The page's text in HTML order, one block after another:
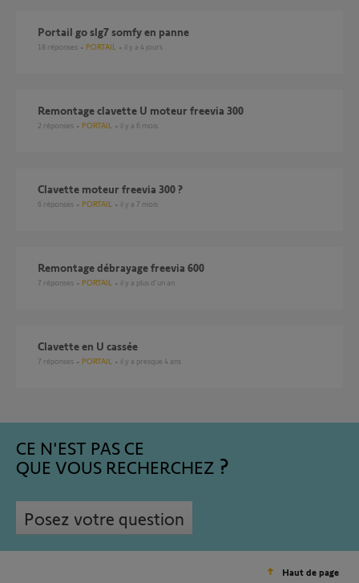
Portail go slg7 somfy en panne
18 réponses PORTAIL il y a 4 jours
Remontage clavette U moteur freevia 300
2 réponses PORTAIL il y a 6 mois
Clavette moteur freevia 300 ?
6 réponses PORTAIL il y a 7 mois
Remontage débrayage freevia 600
7 réponses PORTAIL il y a plus d'un an
clavette en U cassée
7 réponses PORTAIL il y a presque 4 ans
CE N'EST PAS CE
QUE VOUS RECHERCHEZ
Posez votre question
Haut de page